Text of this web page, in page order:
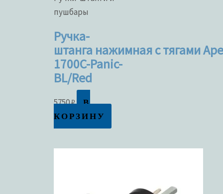
пушбары
Ручка-
штанга нажимная с тягами
1700C-Panic-
BL/Red
5750₽
В
КОРЗИНУ